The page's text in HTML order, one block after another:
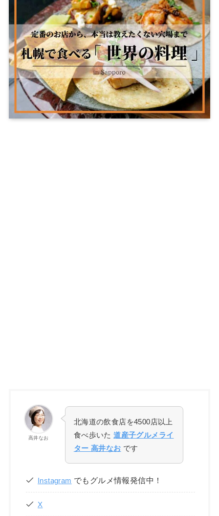
高井なお
北海道の飲食店を4500店以上
食べ歩いた道産子グルメライ
ター 高井なお です
Instagram でもグルメ情報発信中！
X